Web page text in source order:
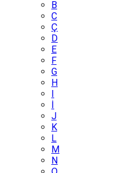
B
C
Ç
D
E
F
G
H
I
İ
J
K
L
M
N